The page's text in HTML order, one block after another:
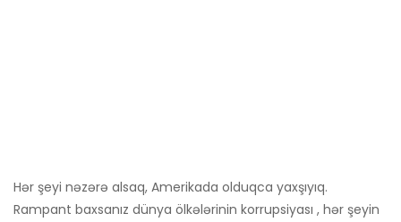
Hər şeyi nəzərə alsaq, Amerikada olduqca yaxşıyıq.
Rampant baxsanız dünya ölkələrinin korrupsiyası , hər şeyin